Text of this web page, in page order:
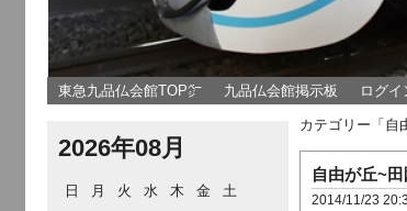
東急九品仏会館TOP㌻ 九品仏会館掲示板 ログイ
2026年08月
日 月 火 水 木 金
土
カテゴリー「自
自由が丘~
2014/11/23